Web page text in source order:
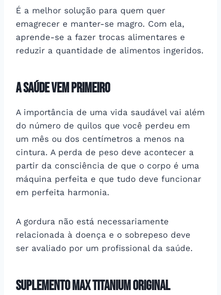
É a melhor solução para quem quer
emagrecer e manter-se magro. Com ela,
aprende-se a fazer trocas alimentares e
reduzir a quantidade de alimentos ingeridos.
A saúde vem primeiro
A importância de uma vida saudável vai além
do número de quilos que você perdeu em
um mês ou dos centímetros a menos na
cintura. A perda de peso deve acontecer a
partir da consciência de que o corpo é uma
máquina perfeita e que tudo deve funcionar
em perfeita harmonia.
A gordura não está necessariamente
relacionada à doença e o sobrepeso deve
ser avaliado por um profissional da saúde.
Suplemento Max Titanium Original